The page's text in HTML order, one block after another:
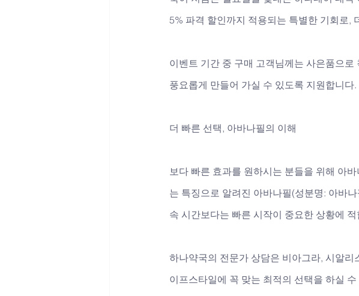
5% 파격 할인까지 적용되는 특별한 기회로,
이벤트 기간 중 구매 고객님께는 사은품으
풍요롭게 만들어 가실 수 있도록 지원합니다.
더 빠른 선택, 아바나필의 이해
보다 빠른 효과를 원하시는 분들을 위해 아
는 특징으로 알려진 아바나필(성분명: 아바
속 시간보다는 빠른 시작이 중요한 상황에
하나약국의 전문가 상담은 비아그라, 시알
이프스타일에 꼭 맞는 최적의 선택을 하실